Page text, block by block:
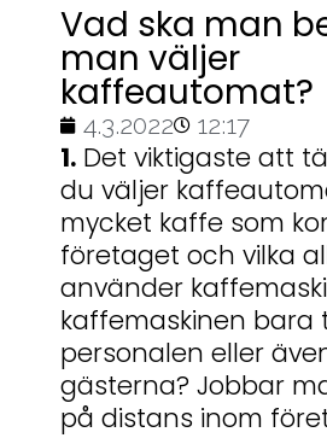
Vad ska man
man väljer
kaffeautomat?
4.3.2022 12:17
1. Det viktigaste att
du väljer
mycket kaffe som
företaget och vilka
använder
kaffemaskinen bara
personalen eller
gästerna? Jobbar
på distans inom